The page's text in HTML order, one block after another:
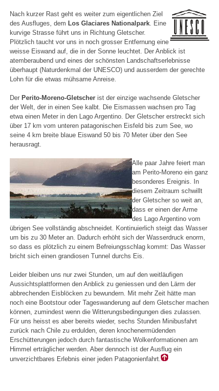
Nach kurzer Rast geht es weiter zum eigentlichen Ziel
des Ausfluges, dem Los Glaciares Nationalpark. Eine
kurvige Strasse führt uns in Richtung Gletscher.
Plötzlich taucht vor uns in noch grosser Entfernung eine
weisse Eiswand auf, die in der Sonne leuchtet. Der Anblick ist
atemberaubend und eines der schönsten Landschaftserlebnisse
überhaupt (Naturdenkmal der UNESCO) und ausserdem der gerechte
Lohn für die etwas mühsame Anreise.
Der Perito-Moreno-Gletscher ist der einzige wachsende Gletscher
der Welt, der in einen See kalbt. Die Eismassen wachsen pro Tag
etwa einen Meter in den Lago Argentino. Der Gletscher erstreckt sich
über 17 km vom unteren patagonischen Eisfeld bis zum See, wo
seine 4 km breite blaue Eiswand 50 bis 70 Meter über den See
herausragt.
Alle paar Jahre feiert man
am Perito-Moreno ein ganz
besonderes Ereignis. In
diesem Zeitraum schwillt
der Gletscher so weit an,
dass er einen der Arme
des Lago Argentino vom
übrigen See vollständig abschneidet. Kontinuierlich steigt das Wasser
um bis zu 30 Meter an. Dadurch erhöht sich der Wasserdruck enorm,
so dass es plötzlich zu einem Befreiungsschlag kommt: Das Wasser
bricht sich einen grandiosen Tunnel durchs Eis.
Leider bleiben uns nur zwei Stunden, um auf den weitläufigen
Aussichtsplattformen den Anblick zu geniessen und den Lärm der
abbrechenden Eisblöcken zu bewundern. Mit mehr Zeit hätte man
noch eine Bootstour oder Tageswanderung auf dem Gletscher machen
können, zumindest wenn die Witterungsbedingungen dies zulassen.
Für uns heisst es aber bereits wieder, sechs Stunden Minibusfahrt
zurück nach Chile zu erdulden, deren knochenermüdenden
Erschütterungen jedoch durch fantastische Wolkenformationen am
Himmel erträglicher werden. Aber dennoch ist der Ausflug ein
unverzichtbares Erlebnis einer jeden Patagonienfahrt.